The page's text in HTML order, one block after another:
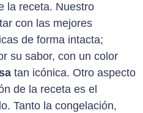
la receta. Nuestro
con las mejores
de forma intacta;
su sabor, con un color
tan icónica. Otro aspecto
de la receta es el
Tanto la congelación,